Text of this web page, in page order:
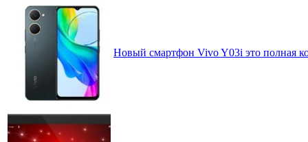
Новый смартфон Vivo Y03i это полная